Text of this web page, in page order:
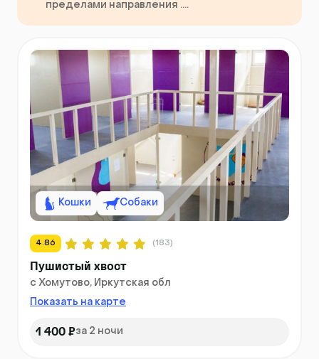
пределами направления ....
Кошки Собаки
4.86 (183)
Пушистый хвост
с Хомутово, Иркутская обл
Показать на карте
1 400 ₽за 2 ночи